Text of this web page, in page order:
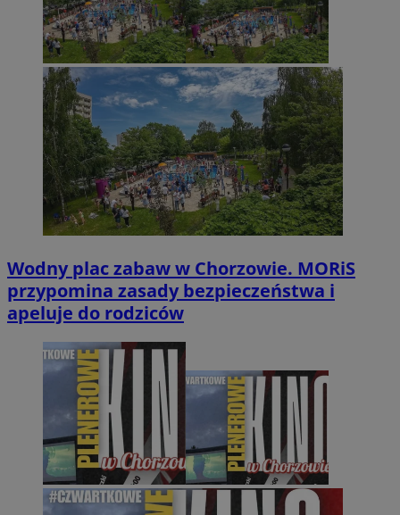
Wodny plac zabaw w Chorzowie. MORiS
przypomina zasady bezpieczeństwa i
apeluje do rodziców